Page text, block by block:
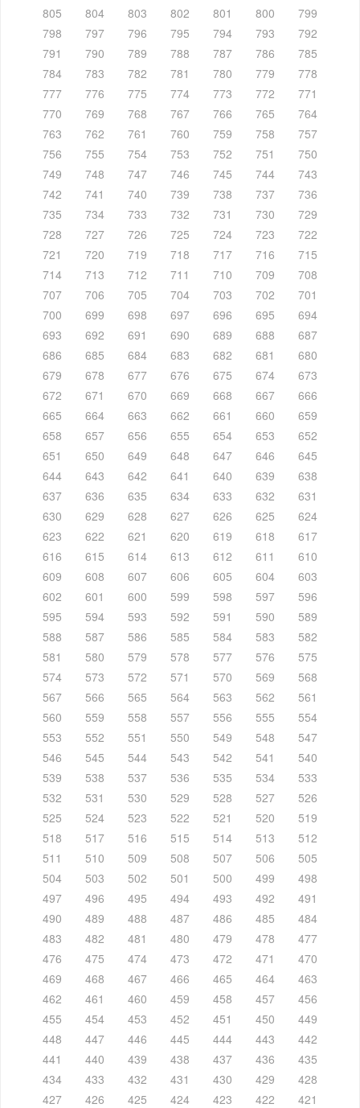
805
804 803 802 801 800
799
798
797 796 795 794 793
792
791
790 789 788 787 786
785
784
783 782 781 780 779
778
777
776 775 774 773 772
771
770
769 768 767 766 765
764
763
762 761 760 759 758
757
756
755 754 753 752 751
750
749
748 747 746 745 744
743
742
741 740 739 738 737
736
735
734 733 732 731 730
729
728
727 726 725 724 723
722
721
720 719 718 717 716
715
714
713 712 711 710 709
708
707
706 705 704 703 702
701
700
699 698 697 696 695
694
693
692 691 690 689 688
687
686
685 684 683 682 681
680
679
678 677 676 675 674
673
672
671 670 669 668 667
666
665
664 663 662 661 660
659
658
657 656 655 654 653
652
651
650 649 648 647 646
645
644
643 642 641 640 639
638
637
636 635 634 633 632
631
630
629 628 627 626 625
624
623
622 621 620 619 618
617
616
615 614 613 612 611
610
609
608 607 606 605 604
603
602
601 600 599 598 597
596
595
594 593 592 591 590
589
588
587 586 585 584 583
582
581
580 579 578 577 576
575
574
573 572 571 570 569
568
567
566 565 564 563 562
561
560
559 558 557 556 555
554
553
552 551 550 549 548
547
546
545 544 543 542 541
540
539
538 537 536 535 534
533
532
531 530 529 528 527
526
525
524 523 522 521 520
519
518
517 516 515 514 513
512
511
510 509 508 507 506
505
504
503 502 501 500 499
498
497
496 495 494 493 492
491
490
489 488 487 486 485
484
483
482 481 480 479 478
477
476
475 474 473 472 471
470
469
468 467 466 465 464
463
462
461 460 459 458 457
456
455
454 453 452 451 450
449
448
447 446 445 444 443
442
441
440 439 438 437 436
435
434
433 432 431 430 429
428
427
426 425 424 423 422
421